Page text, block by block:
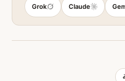
Claude
Grok